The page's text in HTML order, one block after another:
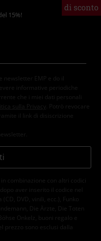
di sconto
15%!
newsletter EMP e do il
informative periodiche
che i miei dati personali
sulla Privacy
. Potrò revocare
il link di disiscrizione
combinazione con altri codici
aver inserito il codice nel
DVD, vinili, ecc.), Funko
Die Ärzte, Die Toten
Onkelz, buoni regalo e
prezzo sono esclusi dalla